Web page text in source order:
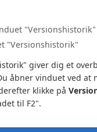
"Versionshistorik"
"Versionshistorik"
giver dig et
åbner vinduet ved at
klikke på
til F2".